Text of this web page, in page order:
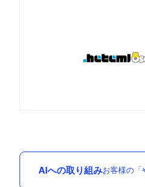
AIへの取り組みお客様の「